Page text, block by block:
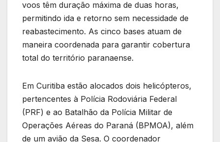
voos têm duração máxima de duas horas,
permitindo ida e retorno sem necessidade de
reabastecimento. As cinco bases atuam de
maneira coordenada para garantir cobertura
total do território paranaense.
Em Curitiba estão alocados dois helicópteros,
pertencentes à Polícia Rodoviária Federal
(PRF) e ao Batalhão da Polícia Militar de
Operações Aéreas do Paraná (BPMOA), além
de um avião da Sesa. O coordenador